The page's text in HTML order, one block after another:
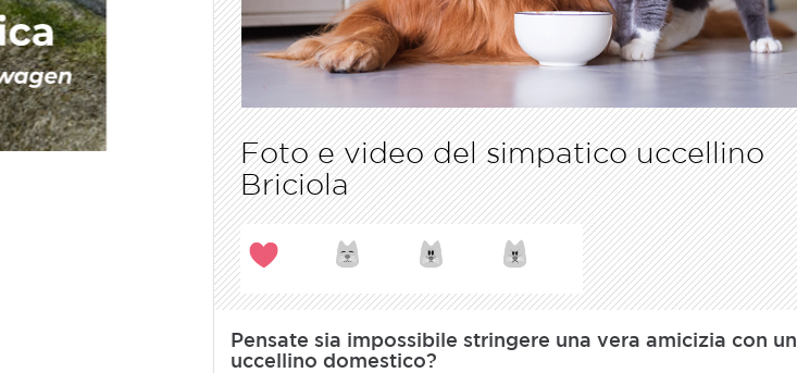
Foto e video del simpatico uccellino
Briciola
Pensate sia impossibile stringere una vera amicizia con un
uccellino domestico?